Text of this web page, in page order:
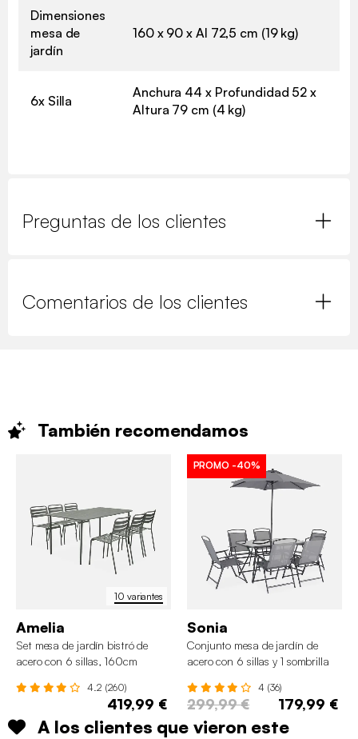
Dimensiones
mesa de
jardín
160 x 90 x Al 72,5 cm (19 kg)
6x Silla
Anchura 44 x Profundidad 52 x
Altura 79 cm (4 kg)
Preguntas de los clientes
Comentarios de los clientes
También recomendamos
10 variantes
Amelia
Set mesa de jardín bistró de
acero con 6 sillas, 160cm
4.2 (260)
419,99 €
PROMO -40%
Sonia
Conjunto mesa de jardín de
acero con 6 sillas y 1 sombrilla
4 (36)
299,99 € 179,99 €
A los clientes que vieron este